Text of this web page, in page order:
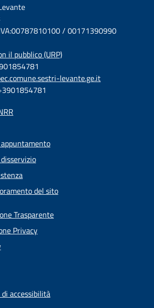
/ 00171390990
il pubblico (URP)
levante.ge.it
del sito
Trasparente
Privacy
accessibilità